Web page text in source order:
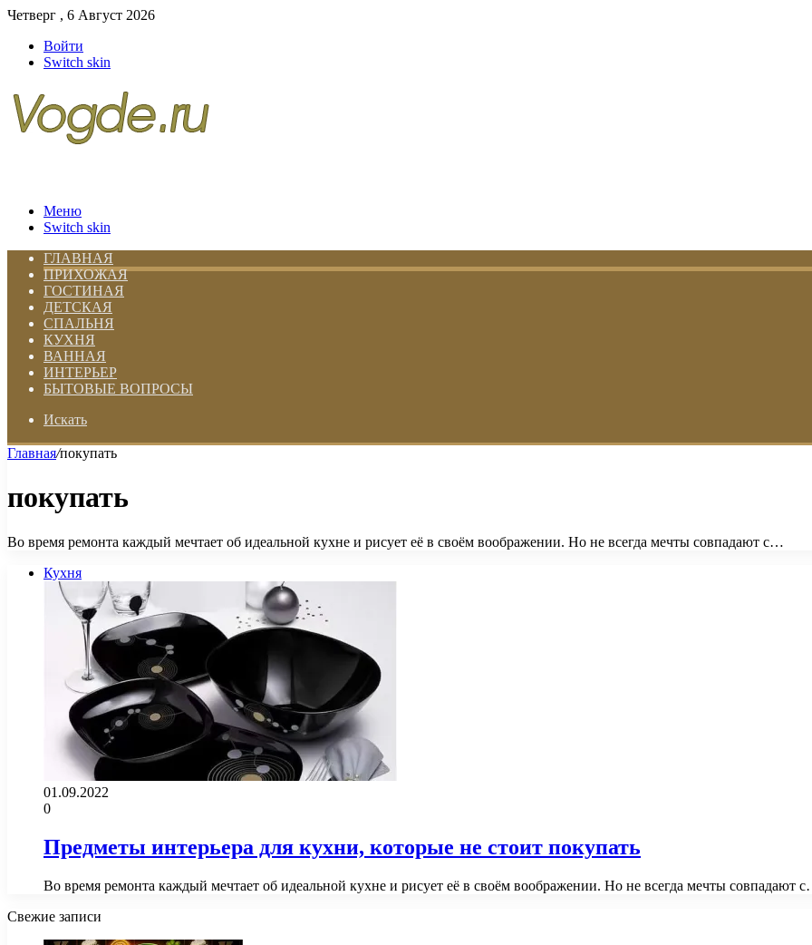
Четверг , 6 Август 2026
Войти
Switch skin
Меню
Switch skin
ГЛАВНАЯ
ПРИХОЖАЯ
ГОСТИНАЯ
ДЕТСКАЯ
СПАЛЬНЯ
КУХНЯ
ВАННАЯ
ИНТЕРЬЕР
БЫТОВЫЕ ВОПРОСЫ
Искать
Главная/покупать
покупать
Во время ремонта каждый мечтает об идеальной кухне и рисует её в своём воображении. Но не всегда мечты совпадают с…
Кухня
01.09.2022
0
Предметы интерьера для кухни, которые не стоит покупать
Во время ремонта каждый мечтает об идеальной кухне и рисует её в своём воображении. Но не всегда мечты совпадают
Свежие записи